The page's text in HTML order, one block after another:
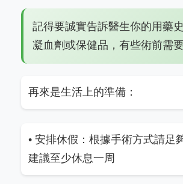
記得要誠實告訴醫生你的用藥
凝血劑或保健品，有些術前需要
再來是生活上的準備：
• 安排休假：根據手術方式請足
建議至少休息一周